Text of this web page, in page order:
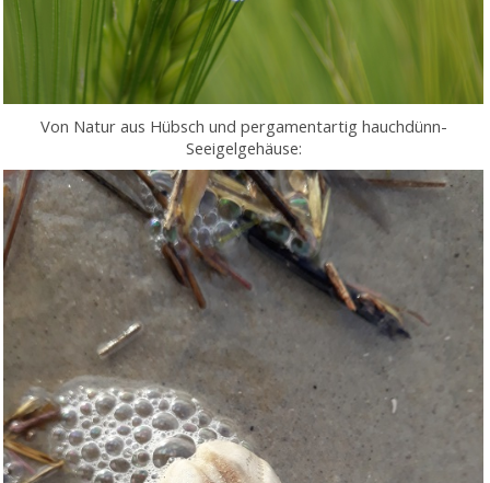
Von Natur aus Hübsch und pergamentartig hauchdünn-
Seeigelgehäuse: